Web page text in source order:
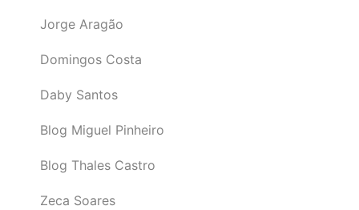
Jorge Aragão
Domingos Costa
Daby Santos
Blog Miguel Pinheiro
Blog Thales Castro
Zeca Soares